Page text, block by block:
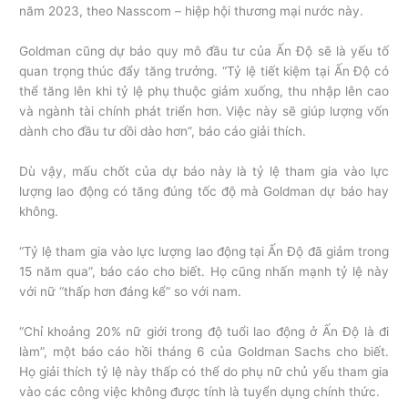
năm 2023, theo Nasscom – hiệp hội thương mại nước này.
Goldman cũng dự báo quy mô đầu tư của Ấn Độ sẽ là yếu tố
quan trọng thúc đẩy tăng trưởng. “Tỷ lệ tiết kiệm tại Ấn Độ có
thể tăng lên khi tỷ lệ phụ thuộc giảm xuống, thu nhập lên cao
và ngành tài chính phát triển hơn. Việc này sẽ giúp lượng vốn
dành cho đầu tư dồi dào hơn”, báo cáo giải thích.
Dù vậy, mấu chốt của dự báo này là tỷ lệ tham gia vào lực
lượng lao động có tăng đúng tốc độ mà Goldman dự báo hay
không.
“Tỷ lệ tham gia vào lực lượng lao động tại Ấn Độ đã giảm trong
15 năm qua”, báo cáo cho biết. Họ cũng nhấn mạnh tỷ lệ này
với nữ “thấp hơn đáng kể” so với nam.
“Chỉ khoảng 20% nữ giới trong độ tuổi lao động ở Ấn Độ là đi
làm”, một báo cáo hồi tháng 6 của Goldman Sachs cho biết.
Họ giải thích tỷ lệ này thấp có thể do phụ nữ chủ yếu tham gia
vào các công việc không được tính là tuyển dụng chính thức.